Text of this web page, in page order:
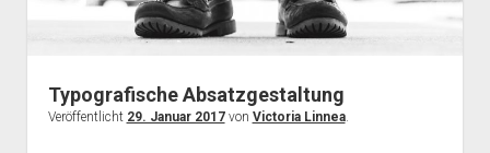
Typografische Absatzgestaltung
Veröffentlicht 29. Januar 2017von Victoria Linnea.